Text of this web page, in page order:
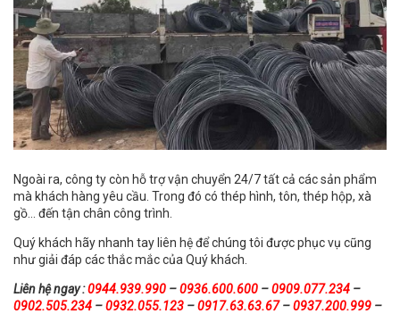
Ngoài ra, công ty còn hỗ trợ vận chuyển 24/7 tất cả các sản phẩm
mà khách hàng yêu cầu. Trong đó có thép hình, tôn, thép hộp, xà
gồ… đến tận chân công trình.
Quý khách hãy nhanh tay liên hệ để chúng tôi được phục vụ cũng
như giải đáp các thắc mắc của Quý khách.
Liên hệ ngay :0944.939.990 –0936.600.600 –0909.077.234 –
0902.505.234 –0932.055.123 –0917.63.63.67–0937.200.999 –